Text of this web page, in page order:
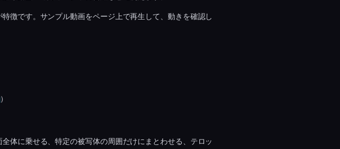
徴です。サンプル動画をページ上で再生して、動きを確認し
）
体に乗せる、特定の被写体の周囲だけにまとわせる、テロッ